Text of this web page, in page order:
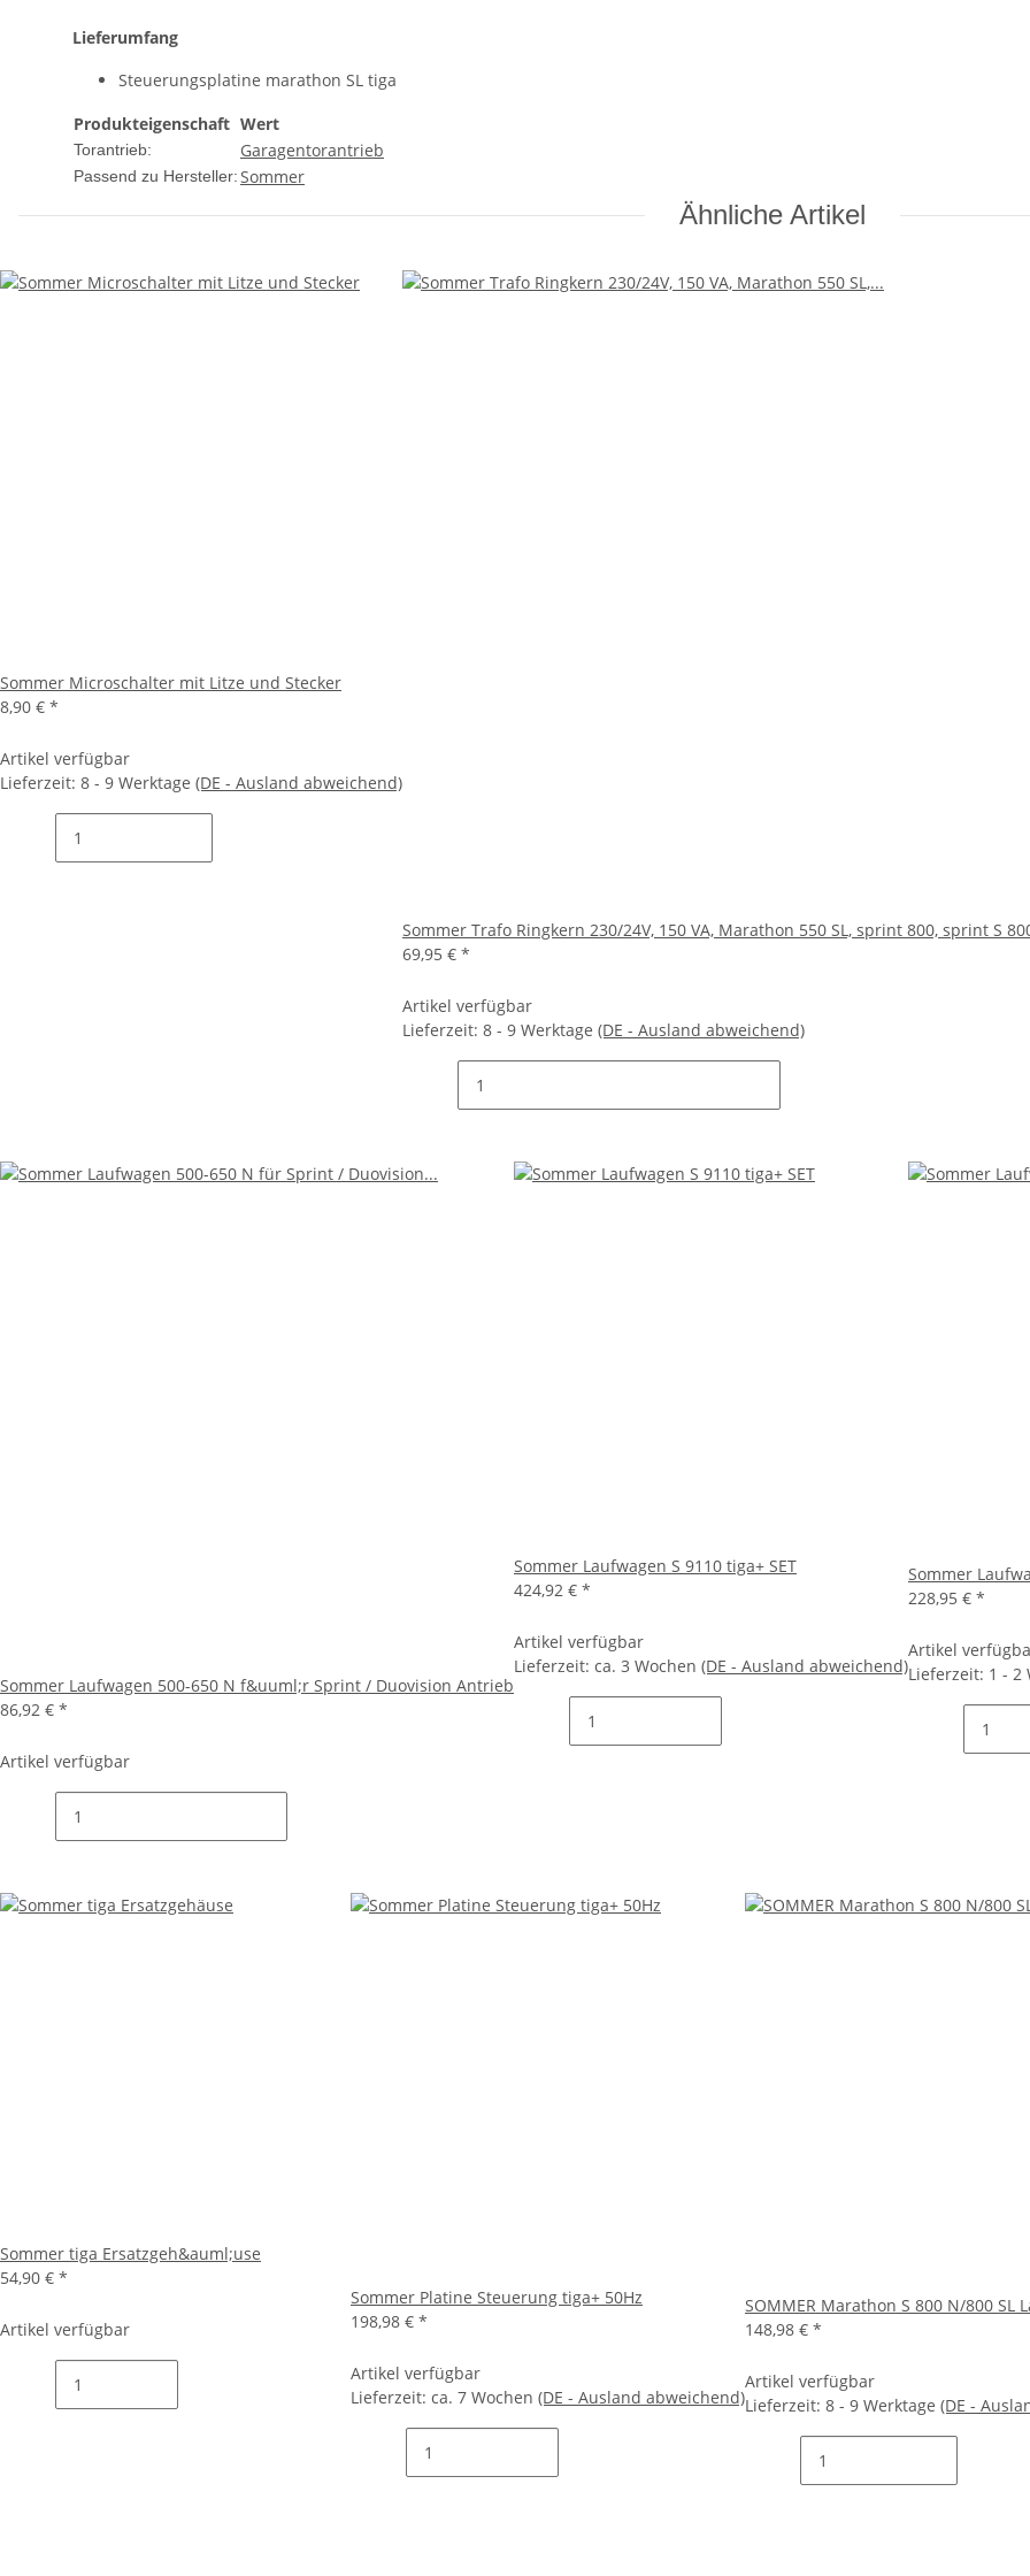
Lieferumfang
Steuerungsplatine marathon SL tiga
Produkteigenschaft Wert
Torantrieb: Garagentorantrieb
Passend zu Hersteller:Sommer
Ähnliche Artikel
Sommer Microschalter mit Litze und Stecker
8,90 € *
Artikel verfügbar
Lieferzeit: 8 - 9 Werktage (DE - Ausland abweichend)
Sommer Trafo Ringkern 230/24V, 150 VA, Marathon 550 SL, sprint 800, sprint S
69,95 € *
Artikel verfügbar
Lieferzeit: 8 - 9 Werktage (DE - Ausland abweichend)
Sommer Laufwagen 500-650 N f&uuml;r Sprint / Duovision Antrieb
86,92 € *
Artikel verfügbar
Sommer Laufwagen S 9110 tiga+ SET
424,92 € *
Artikel verfügbar
Lieferzeit: ca. 3 Wochen (DE - Ausland abweichend)
Sommer
228,95 € *
Artikel
Lieferzeit: 1 - 2
Sommer tiga Ersatzgeh&auml;use
54,90 € *
Artikel verfügbar
Sommer Platine Steuerung tiga+ 50Hz
198,98 € *
Artikel verfügbar
Lieferzeit: ca. 7 Wochen (DE - Ausland abweichend)
SOMMER Marathon S 800 N/800 SL
148,98 € *
Artikel verfügbar
Lieferzeit: 8 - 9 Werktage (DE -